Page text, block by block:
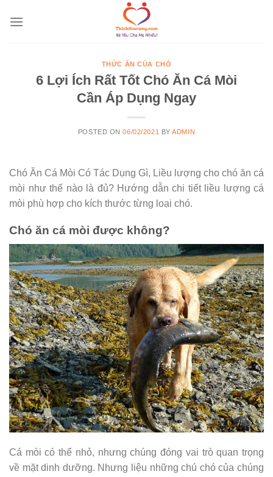
THỨC ĂN CỦA CHÓ
6 Lợi Ích Rất Tốt Chó Ăn Cá Mòi
Cần Áp Dụng Ngay
POSTED ON06/02/2021 BYADMIN
Chó Ăn Cá Mòi Có Tác Dụng Gì, Liều lượng cho chó ăn cá
mòi như thế nào là đủ? Hướng dẫn chi tiết liều lượng cá
mòi phù hợp cho kích thước từng loại chó.
Chó ăn cá mòi được không?
Cá mòi có thể nhỏ, nhưng chúng đóng vai trò quan trọng
về mặt dinh dưỡng. Nhưng liệu những chú chó của chúng